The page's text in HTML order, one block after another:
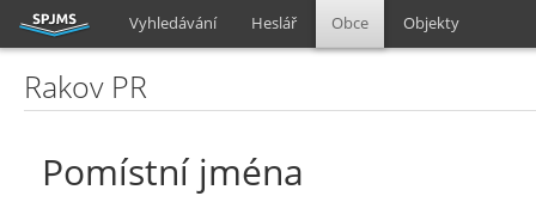
Vyhledávání Heslář Obce Objekty
Rakov PR
Pomístní jména